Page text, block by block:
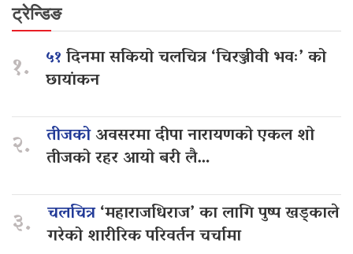
ट्रेन्डिङ
१. ५१दिनमा सकियो चलचित्र ‘चिरञ्जीवी भवः’ को
छायांकन
२. तीजकोअवसरमा दीपा नारायणको एकल शो
तीजको रहर आयो बरी लै…
३. चलचित्र‘महाराजधिराज’ का लागि पुष्प खड्काले
गरेको शारीरिक परिवर्तन चर्चामा